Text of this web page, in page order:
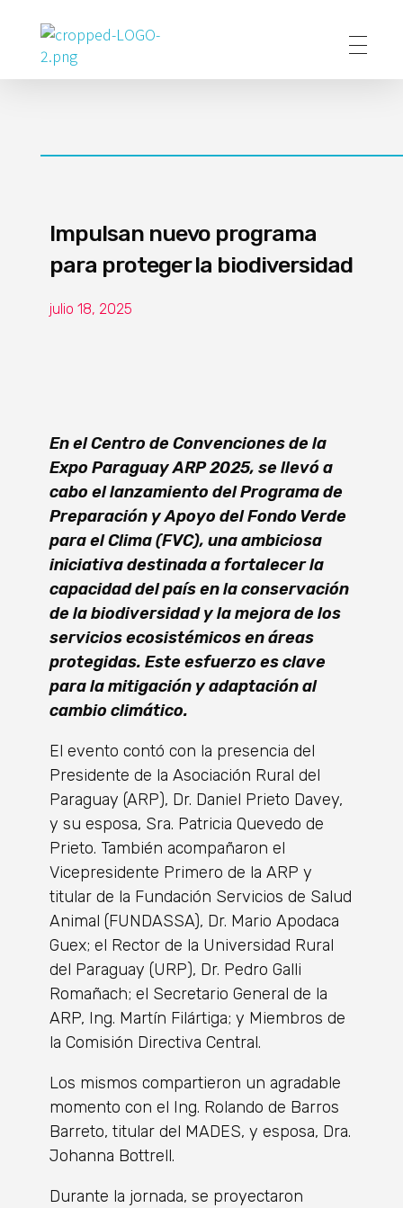
Poder Agropecuario
Impulsan nuevo programa
para proteger la biodiversidad
julio 18, 2025
En el Centro de Convenciones de la
Expo Paraguay ARP 2025, se llevó a
cabo el lanzamiento del Programa de
Preparación y Apoyo del Fondo Verde
para el Clima (FVC), una ambiciosa
iniciativa destinada a fortalecer la
capacidad del país en la conservación
de la biodiversidad y la mejora de los
servicios ecosistémicos en áreas
protegidas. Este esfuerzo es clave
para la mitigación y adaptación al
cambio climático.
El evento contó con la presencia del
Presidente de la Asociación Rural del
Paraguay (ARP), Dr. Daniel Prieto Davey,
y su esposa, Sra. Patricia Quevedo de
Prieto. También acompañaron el
Vicepresidente Primero de la ARP y
titular de la Fundación Servicios de Salud
Animal (FUNDASSA), Dr. Mario Apodaca
Guex; el Rector de la Universidad Rural
del Paraguay (URP), Dr. Pedro Galli
Romañach; el Secretario General de la
ARP, Ing. Martín Filártiga; y Miembros de
la Comisión Directiva Central.
Los mismos compartieron un agradable
momento con el Ing. Rolando de Barros
Barreto, titular del MADES, y esposa, Dra.
Johanna Bottrell.
Durante la jornada, se proyectaron